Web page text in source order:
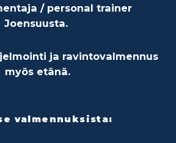
/ personal trainer
Joensuusta.
ja ravintovalmennus
myös etänä.
valmennuksista: